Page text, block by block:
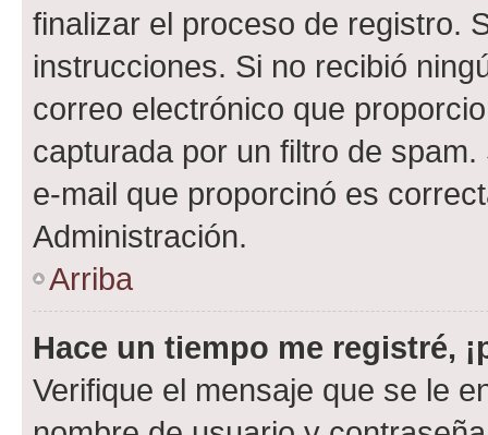
finalizar el proceso de registro.
instrucciones. Si no recibió
correo electrónico que
capturada por un filtro de
e-mail que proporcinó es
Administración.
Arriba
Hace un tiempo me registré,
Verifique el mensaje que se le